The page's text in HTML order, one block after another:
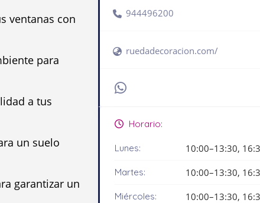
ventanas con
para
a tus
un suelo
garantizar un
944496200
ruedadecoracion.com/
Horario:
Lunes: 10:00–13:30,
Martes: 10:00–13:30,
Miércoles: 10:00–13:30,